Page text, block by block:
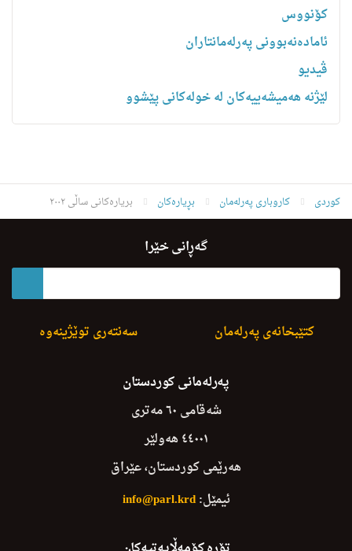
کۆنووس
ئامادەنەبوونی پەرلەمانتاران
ڤیدیو
لێژنە هەمیشەییەکان لە خولەکانی پێشوو
کوردی کاروباری پەرلەمان بڕیارەکان بریارەکانی ساڵی ٢٠٠٢
گەڕانی خێرا
سەنتەری توێژینەوە کتێبخانەی پەرلەمان
پەرلەمانی کوردستان
شەقامی ٦٠ مەتری
٤٤٠٠١ هەولێر
هەرێمی کوردستان، عێراق
ئیمێل:info@parl.krd